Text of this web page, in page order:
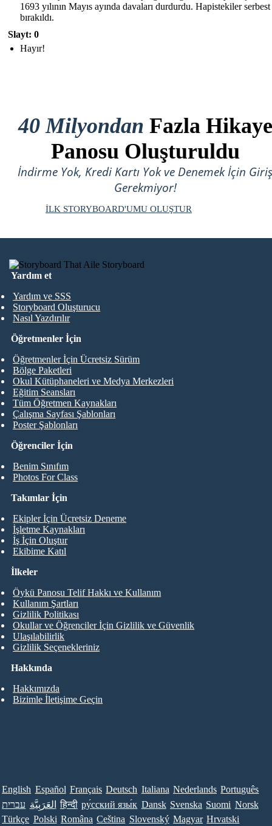
1693 yılının Mayıs ayında davaları durdurdu. Hapistekiler serbest
bırakıldı.
Slayt: 0
Hayır!
40 Milyondan Fazla Hikaye
Panosu Oluşturuldu
İndirme Yok, Kredi Kartı Yok ve Denemek İçin Giriş
Gerekmiyor!
İLK STORYBOARD'UMU OLUŞTUR
Yardım et
Yardım ve SSS
Storyboard Oluşturucu
Nasıl Yazdırılır
Öğrenciler İçin
Benim Sınıfım
Photos For Class
Öğretmenler İçin
Öğretmenler İçin Ücretsiz Sürüm
Bölge Paketleri
Okul Kütüphaneleri ve Medya Merkezleri
Eğitim Seansları
Tüm Öğretmen Kaynakları
Çalışma Sayfası Şablonları
Poster Şablonları
Takımlar İçin
Ekipler İçin Ücretsiz Deneme
İşletme Kaynakları
İş İçin Oluştur
Ekibime Katıl
Hakkında
Hakkımızda
Bizimle İletişime Geçin
İlkeler
Öykü Panosu Telif Hakkı ve Kullanım
Kullanım Şartları
Gizlilik Politikası
Okullar ve Öğrenciler İçin Gizlilik ve Güvenlik
Ulaşılabilirlik
Gizlilik Seçenekleriniz
English Español Français Deutsch Italiana Nederlands Português
עברית العَرَبِيَّة हिन्दी ру́сский язы́к Dansk Svenska Suomi Norsk
Türkçe Polski Româna Ceština Slovenský Magyar Hrvatski